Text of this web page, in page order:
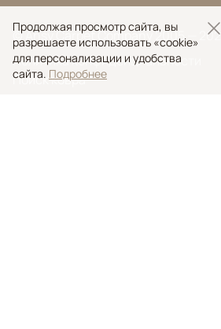
© Ansy Carpet Company 2005 — 2026
Политика конфиденциальности
Поиск ковра
Продолжая просмотр сайта, вы
разрешаете использовать «cookie»
для персонализации и удобства
сайта. Подробнее